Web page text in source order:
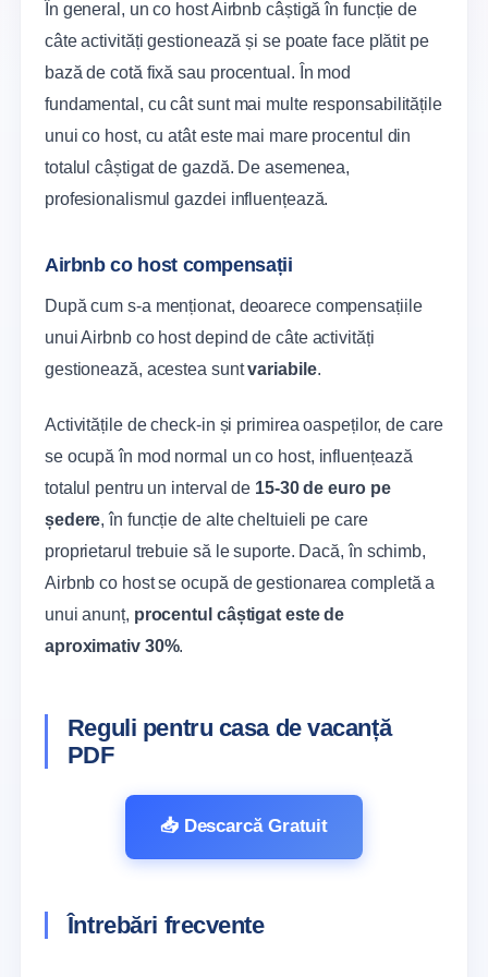
În general, un co host Airbnb câștigă în funcție de
câte activități gestionează și se poate face plătit pe
bază de cotă fixă sau procentual. În mod
fundamental, cu cât sunt mai multe responsabilitățile
unui co host, cu atât este mai mare procentul din
totalul câștigat de gazdă. De asemenea,
profesionalismul gazdei influențează.
Airbnb co host compensații
După cum s-a menționat, deoarece compensațiile
unui Airbnb co host depind de câte activități
gestionează, acestea suntvariabile.
Activitățile de check-in și primirea oaspeților, de care
se ocupă în mod normal un co host, influențează
totalul pentru un interval de 15-30 de euro pe
ședere, în funcție de alte cheltuieli pe care
proprietarul trebuie să le suporte. Dacă, în schimb,
Airbnb co host se ocupă de gestionarea completă a
unui anunț, procentul câștigat este de
aproximativ 30%.
Reguli pentru casa de vacanță
PDF
📥 Descarcă Gratuit
Întrebări frecvente